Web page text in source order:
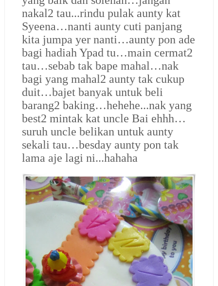
nakal2 tau...rindu pulak aunty kat
Syeena…nanti aunty cuti panjang
kita jumpa yer nanti…aunty pon ade
bagi hadiah Ypad tu…main cermat2
tau…sebab tak bape mahal…nak
bagi yang mahal2 aunty tak cukup
duit…bajet banyak untuk beli
barang2 baking…hehehe...nak yang
best2 mintak kat uncle Bai ehhh…
suruh uncle belikan untuk aunty
sekali tau…besday aunty pon tak
lama aje lagi ni...hahaha